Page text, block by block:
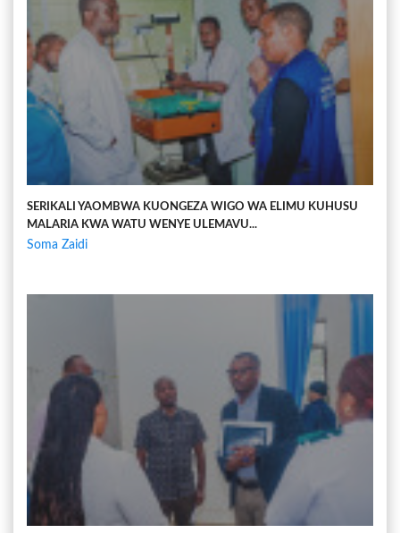
SERIKALI YAOMBWA KUONGEZA WIGO WA ELIMU KUHUSU
MALARIA KWA WATU WENYE ULEMAVU...
Soma Zaidi